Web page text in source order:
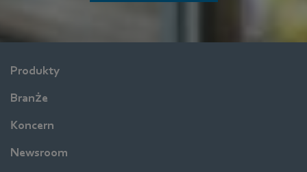
Produkty
Branże
Koncern
Newsroom